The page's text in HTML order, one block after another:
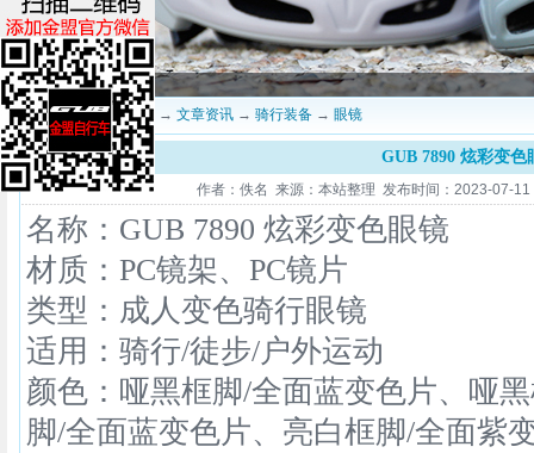
当前位置：深圳金盟 → 文章资讯 → 骑行装备 → 眼镜
GUB 7890 炫彩变色
作者：佚名 来源：本站整理 发布时间：2023-07-11
名称：GUB 7890 炫彩变色眼镜
材质：PC镜架、PC镜片
类型：成人变色骑行眼镜
适用：骑行/徒步/户外运动
颜色：哑黑框脚/全面蓝变色片、哑
脚/全面蓝变色片、亮白框脚/全面紫